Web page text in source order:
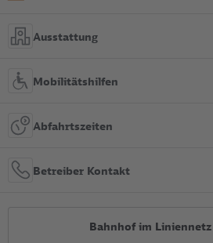
Ausstattung
Mobilitätshilfen
Abfahrtszeiten
Betreiber Kontakt
Bahnhof im Liniennetz